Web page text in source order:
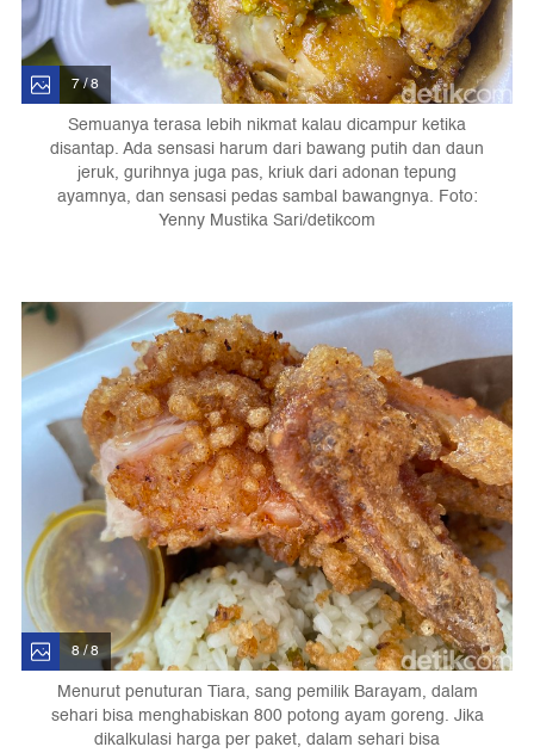
7 / 8
Semuanya terasa lebih nikmat kalau dicampur ketika
disantap. Ada sensasi harum dari bawang putih dan daun
jeruk, gurihnya juga pas, kriuk dari adonan tepung
ayamnya, dan sensasi pedas sambal bawangnya. Foto:
Yenny Mustika Sari/detikcom
8 / 8
Menurut penuturan Tiara, sang pemilik Barayam, dalam
sehari bisa menghabiskan 800 potong ayam goreng. Jika
dikalkulasi harga per paket, dalam sehari bisa